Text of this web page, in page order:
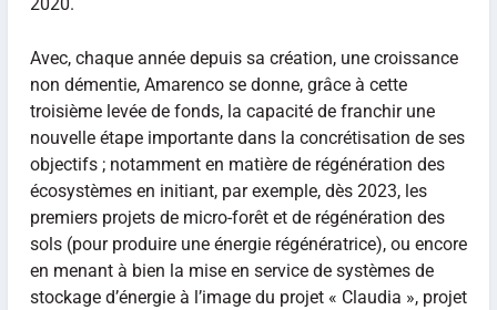
Avec, chaque année depuis sa création, une croissance
non démentie, Amarenco se donne, grâce à cette
troisième levée de fonds, la capacité de franchir une
nouvelle étape importante dans la concrétisation de ses
objectifs ; notamment en matière de régénération des
écosystèmes en initiant, par exemple, dès 2023, les
premiers projets de micro-forêt et de régénération des
sols (pour produire une énergie régénératrice), ou encore
en menant à bien la mise en service de systèmes de
stockage d’énergie à l’image du projet « Claudia », projet